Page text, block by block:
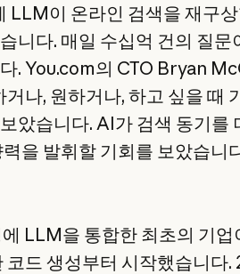
LLM이 온라인 검색을 재구
니다. 매일 수십억 건의 질문
. You.com의 CTO Bryan
나, 원하거나, 하고 싶을 때
았습니다. AI가 검색 동기를
을 발휘할 기회를 보았습니
LLM을 통합한 최초의 기업
드 생성부터 시작했습니다.